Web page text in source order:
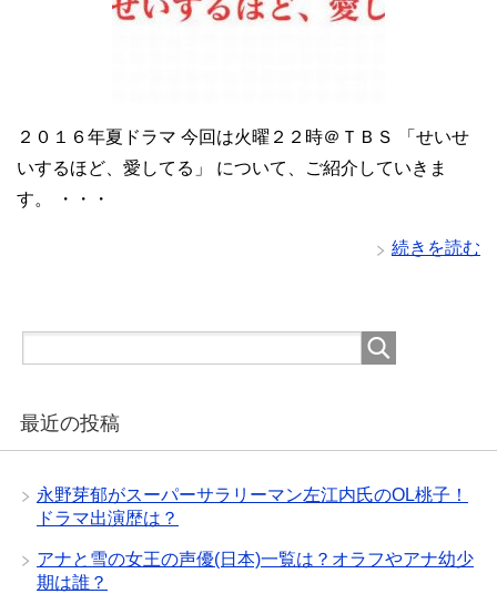
２０１６年夏ドラマ 今回は火曜２２時＠ＴＢＳ 「せいせ
いするほど、愛してる」 について、ご紹介していきま
す。 ・・・
続きを読む
最近の投稿
永野芽郁がスーパーサラリーマン左江内氏のOL桃子！
ドラマ出演歴は？
アナと雪の女王の声優(日本)一覧は？オラフやアナ幼少
期は誰？